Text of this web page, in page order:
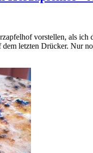
vorstellen, als
letzten Drücker. Nur